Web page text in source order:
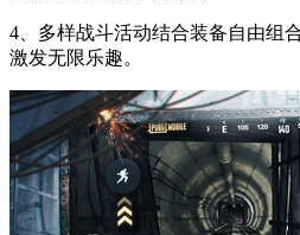
4、多样战斗活动结合装备自由组
激发无限乐趣。